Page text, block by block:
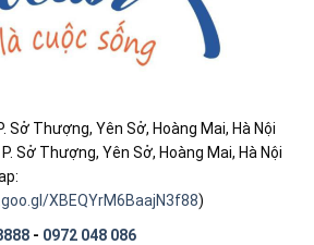
Sở Thượng, Yên Sở, Hoàng Mai, Hà Nội
Sở Thượng, Yên Sở, Hoàng Mai, Hà Nội
XBEQYrM6BaajN3f88)
- 0972 048 086